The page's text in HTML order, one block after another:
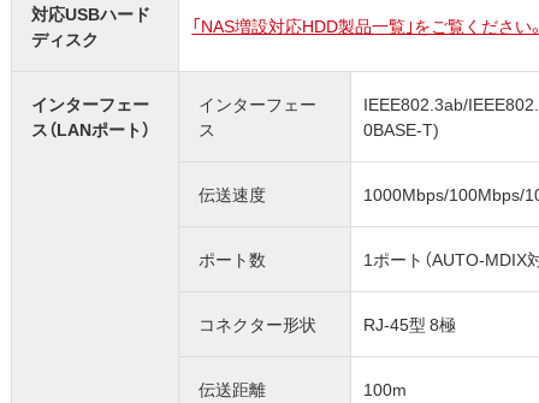
対応USBハード
ディスク
「NAS増設対応HDD製品一覧｣をご覧ください
インターフェー
ス（LANポート）
インターフェー
ス
IEEE802.3ab/
0BASE-T)
伝送速度 1000Mbps/100Mbps/
ポート数 1ポート（AUTO-MDIX
コネクター形状 RJ-45型 8極
伝送距離 100m